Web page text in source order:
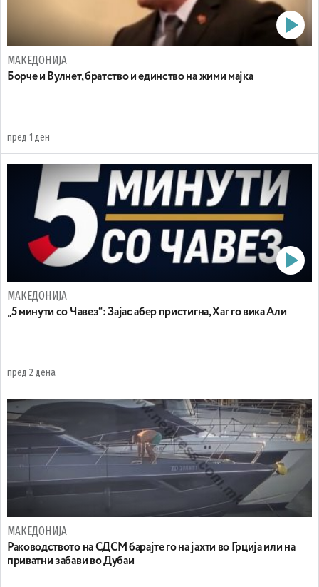
МАКЕДОНИЈА
Борче и Вулнет, братство и единство на жими мајка
пред 1 ден
МАКЕДОНИЈА
„5 минути со Чавез“: Зајас абер пристигна, Хаг го вика Али
пред 2 дена
МАКЕДОНИЈА
Раководството на СДСМ барајте го на јахти во Грција или на
приватни забави во Дубаи